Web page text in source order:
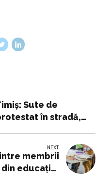
Sute de
în stradă,
NEXT
membrii
educaţie,